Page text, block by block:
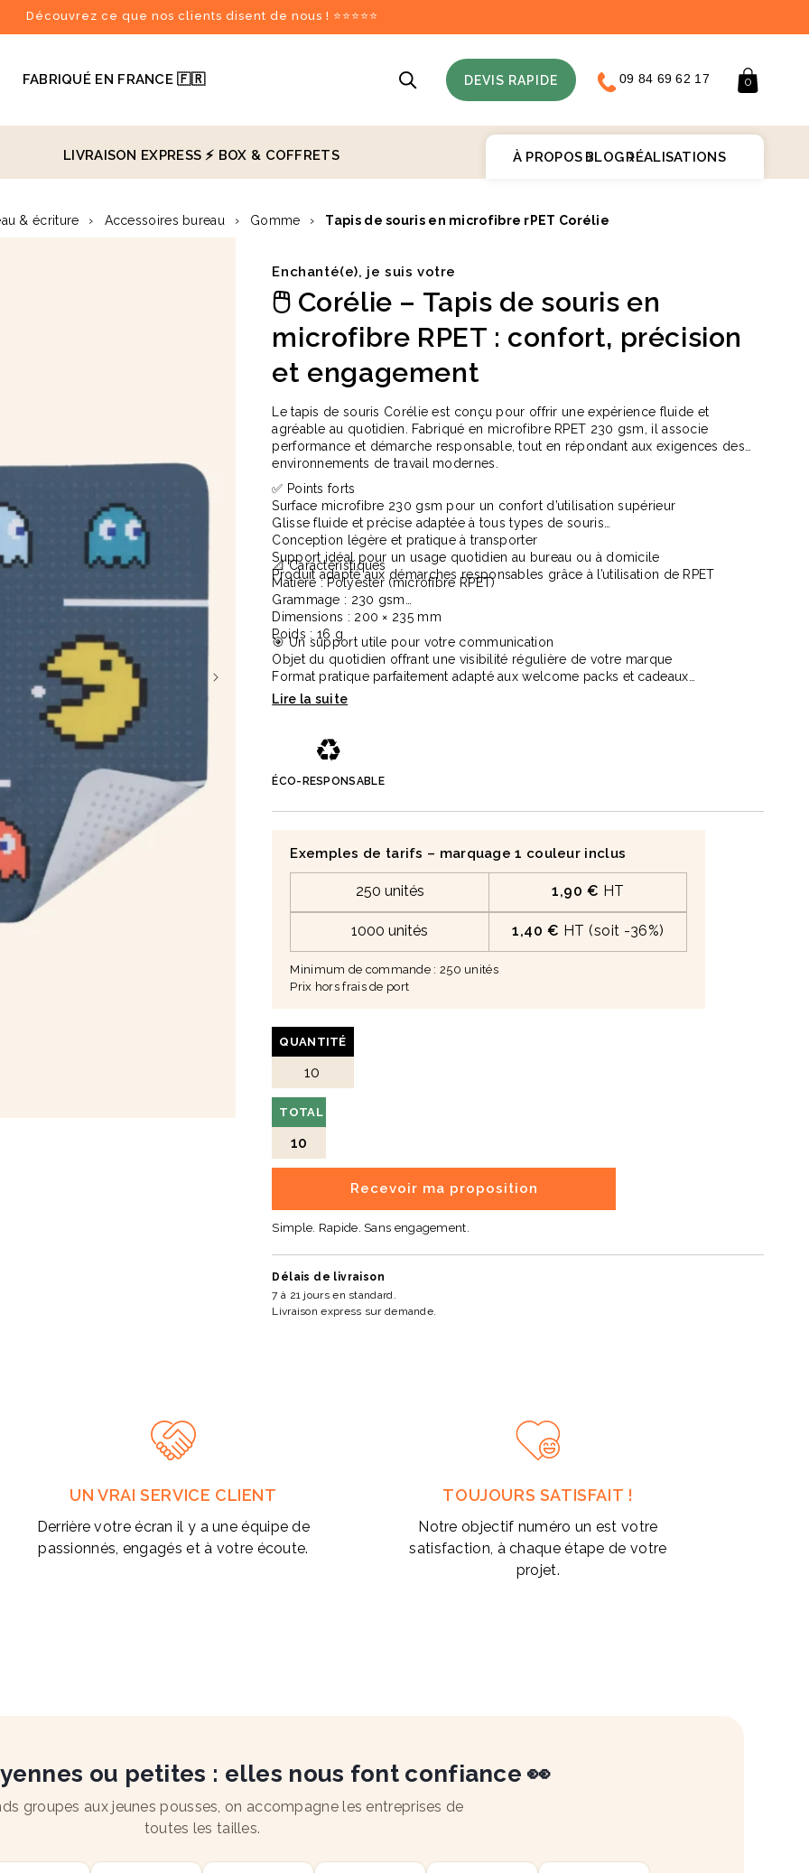
Découvrez ce que nos clients disent de nous ! ⭐⭐⭐⭐⭐
FABRIQUÉ EN FRANCE 🇫🇷 DEVIS RAPIDE 09 84 69 62 17 Panier
0
LIVRAISON EXPRESS ⚡️ BOX & COFFRETS À PROPOS BLOGRÉALISATIONS
Carnet A5 160 pages en carton recyclé
à partir de2,1 €
Totebag 140 Gr recyclé Punjab
& écriture › Accessoires bureau › Gomme › Tapis de souris en microfibre rPET Corélie
Enchanté(e), je suis votre
🖱️ Corélie – Tapis de souris en
microfibre RPET : confort, précision
et engagement
Le tapis de souris Corélie est conçu pour offrir une expérience fluide et
agréable au quotidien. Fabriqué en microfibre RPET 230 gsm, il associe
performance et démarche responsable, tout en répondant aux exigences des
environnements de travail modernes.
✅ Points forts
Surface microfibre 230 gsm pour un confort d’utilisation supérieur
Glisse fluide et précise adaptée à tous types de souris
Conception légère et pratique à transporter
Support idéal pour un usage quotidien au bureau ou à domicile
Produit adapté aux démarches responsables grâce à l’utilisation de RPET
📐 Caractéristiques
Matière : Polyester (microfibre RPET)
Grammage : 230 gsm
Dimensions : 200 × 235 mm
Poids : 16 g
🎯 Un support utile pour votre communication
Objet du quotidien offrant une visibilité régulière de votre marque
Format pratique parfaitement adapté aux welcome packs et cadeaux
d’entreprise
♻️
ÉCO-RESPONSABLE
Exemples de tarifs – marquage 1 couleur inclus
250 unités 1,90 € HT
1000 unités 1,40 € HT (soit -36%)
Minimum de commande : 250 unités
Prix hors frais de port
QUANTITÉ
TOTAL
10
Recevoir ma proposition
Simple. Rapide. Sans engagement.
Délais de livraison
7 à 21 jours en standard.
Livraison express sur demande.
UN VRAI SERVICE CLIENT
Derrière votre écran il y a une équipe de
passionnés, engagés et à votre écoute.
TOUJOURS SATISFAIT !
Notre objectif numéro un est votre
satisfaction, à chaque étape de votre
projet.
ou petites : elles nous font confiance 👀
groupes aux jeunes pousses, on accompagne les entreprises de
toutes les tailles.